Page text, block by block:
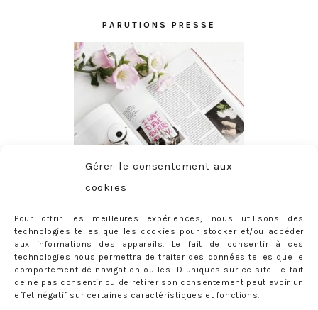
Gérer le consentement aux
cookies
Pour offrir les meilleures expériences, nous utilisons des
technologies telles que les cookies pour stocker et/ou accéder
aux informations des appareils. Le fait de consentir à ces
technologies nous permettra de traiter des données telles que le
comportement de navigation ou les ID uniques sur ce site. Le fait
de ne pas consentir ou de retirer son consentement peut avoir un
effet négatif sur certaines caractéristiques et fonctions.
PARUTIONS PRESSE
ABONNEMENT